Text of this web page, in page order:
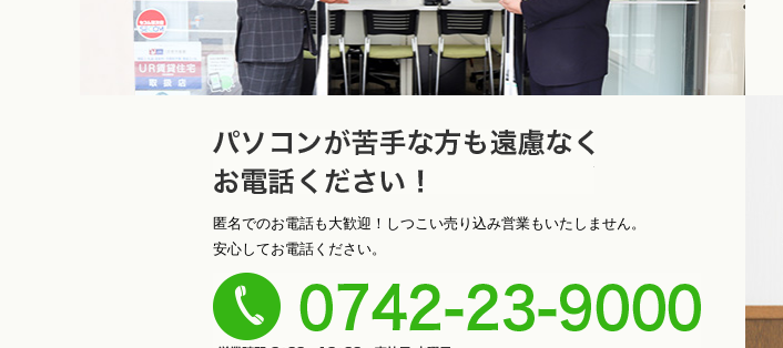
ソコンが苦手な方も遠慮なくお電話くだ
さい！
匿名でのお電話も大歓迎！しつこい売り込み営業もいたしません。
安心してお電話ください。
0742-